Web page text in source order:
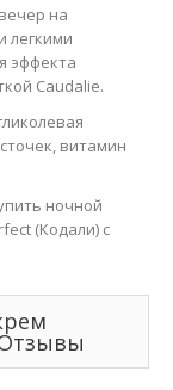
на
легкими
эффекта
Caudalie.
витамин
ночной
(Кодали) с